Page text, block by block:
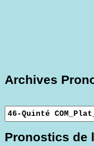
Archives
Pronostics de